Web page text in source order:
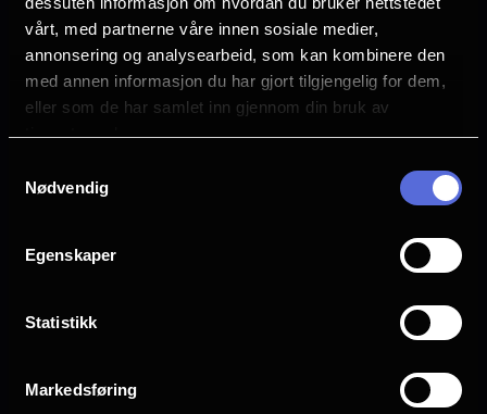
vårt, med partnerne våre innen sosiale medier,
annonsering og analysearbeid, som kan kombinere den
med annen informasjon du har gjort tilgjengelig for dem,
eller som de har samlet inn gjennom din bruk av
tjenestene deres.
Nødvendig
Egenskaper
Statistikk
Markedsføring
Mange ledige plasser
Få ledige plasser
The End of Oak Street